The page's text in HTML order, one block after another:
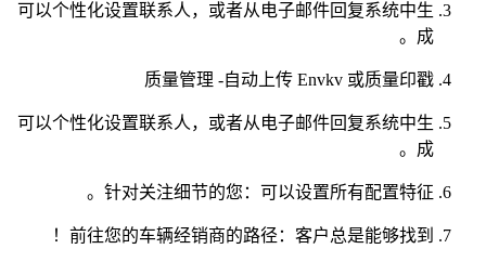
可以个性化设置联系人，或者从电子邮件回复系统中生
成。
质量管理 -自动上传 Envkv 或质量印戳
可以个性化设置联系人，或者从电子邮件回复系统中生
成。
针对关注细节的您：可以设置所有配置特征。
前往您的车辆经销商的路径：客户总是能够找到！